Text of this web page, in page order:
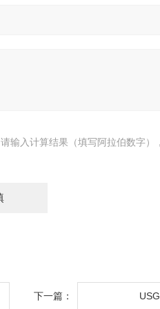
请输入计算结果（填写阿拉伯数字）
下一篇：